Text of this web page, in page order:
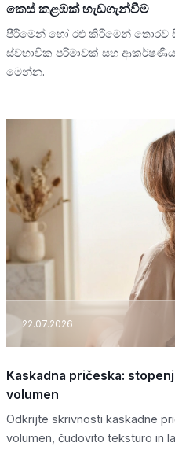
කෙස් කළඹක් හැඩගැන්වීම
පීරීමෙන් හෝ රළු කිරීමෙන් තොරව
ස්වභාවික පරිමාවක් සහ
මෙන්න.
22.07.2026
Kaskadna pričeska:
volumen
Odkrijte skrivnosti kaskadne
volumen, čudovito teksturo in